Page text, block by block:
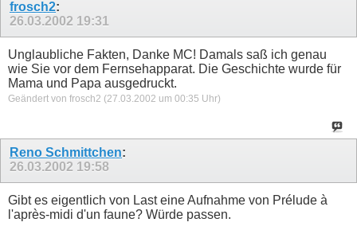
frosch2:
26.03.2002 19:31
Unglaubliche Fakten, Danke MC! Damals saß ich genau
wie Sie vor dem Fernsehapparat. Die Geschichte wurde für
Mama und Papa ausgedruckt.
Geändert von frosch2 (27.03.2002 um 00:35 Uhr)
Reno Schmittchen:
26.03.2002 19:58
Gibt es eigentlich von Last eine Aufnahme von Prélude à
l'après-midi d'un faune? Würde passen.